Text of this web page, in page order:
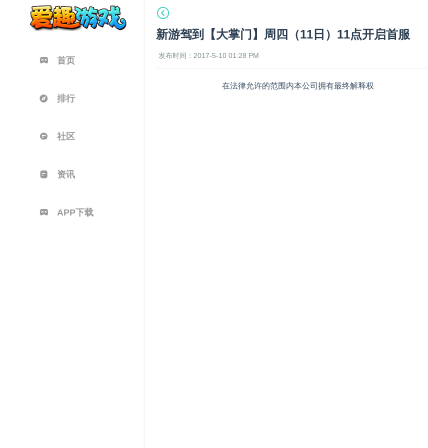
首页
排行
社区
资讯
APP下载
新游驾到【大掌门】周四（11日）11点开启首服
发布时间：2017-5-10 01:28 PM
在法律允许的范围内本公司拥有最终解释权